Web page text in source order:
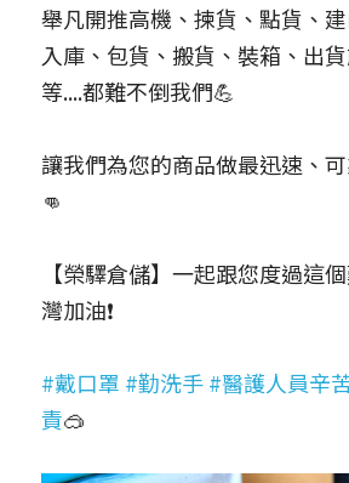
舉凡開推高機、揀貨、點貨、
入庫、包貨、搬貨、裝箱、出
等....都難不倒我們💪
讓我們為您的商品做最迅速、
👊
【榮驛倉儲】一起跟您度過這
灣加油❗
#戴口罩 #勤洗手#醫護人員辛
責🥽